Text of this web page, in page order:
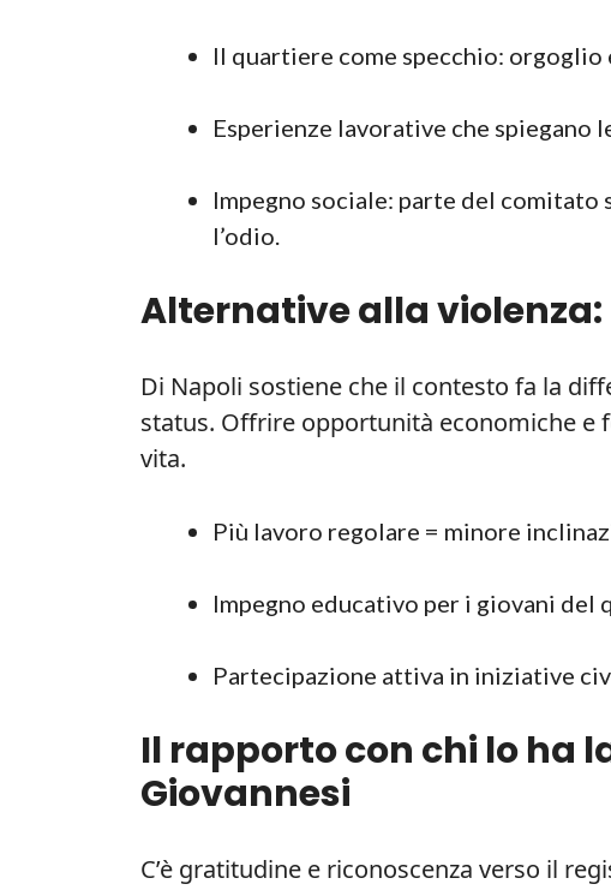
Il quartiere come specchio: orgoglio
Esperienze lavorative che spiegano
Impegno sociale: parte del
l’odio.
Alternative alla
Di Napoli sostiene che il contesto fa la
status. Offrire opportunità economiche
vita.
Più lavoro regolare = minore
Impegno educativo per i giovani del
Partecipazione attiva in iniziative
Il rapporto con chi lo ha
Giovannesi
C’è gratitudine e riconoscenza verso il